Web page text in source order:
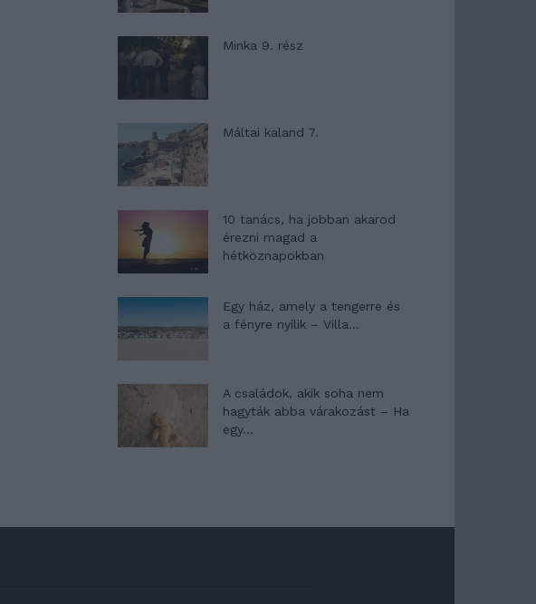
Minka 9. rész
Máltai kaland 7.
10 tanács, ha jobban akarod
érezni magad a
hétköznapokban
Egy ház, amely a tengerre és
a fényre nyílik – Villa...
A családok, akik soha nem
hagyták abba várakozást – Ha
egy...